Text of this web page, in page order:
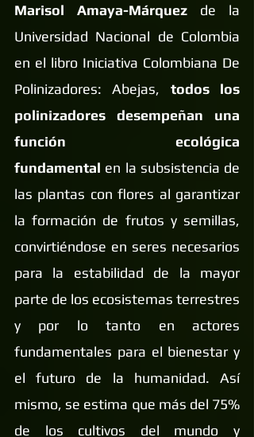
Marisol Amaya-Márquez de la
Universidad Nacional de Colombia
en el libro Iniciativa Colombiana De
Polinizadores: Abejas, todos los
polinizadores desempeñan una
función ecológica
fundamental en la subsistencia de
las plantas con flores al garantizar
la formación de frutos y semillas,
convirtiéndose en seres necesarios
para la estabilidad de la mayor
parte de los ecosistemas terrestres
y por lo tanto en actores
fundamentales para el bienestar y
el futuro de la humanidad. Así
mismo, se estima que más del 75%
de los cultivos del mundo y